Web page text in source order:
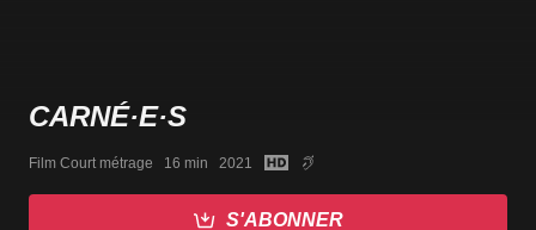
CARNÉ·E·S
Film Court métrage   16 min   2021
S'ABONNER